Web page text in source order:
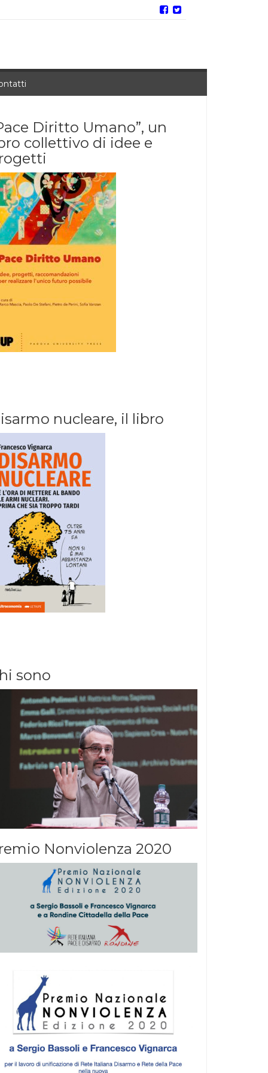
Diritto Umano”, un
collettivo di idee e
nucleare, il libro
sono
Nonviolenza 2020